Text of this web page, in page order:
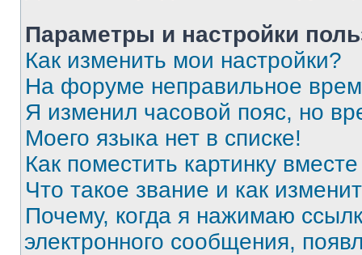
Параметры и настройки
Как изменить мои настройки?
На форуме неправильное
Я изменил часовой пояс, но
Моего языка нет в списке!
Как поместить картинку
Что такое звание и как
Почему, когда я нажимаю
электронного сообщения,